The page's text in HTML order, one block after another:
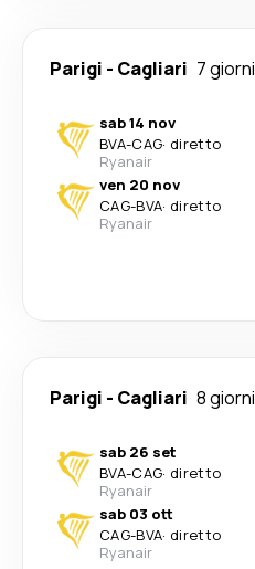
Parigi - Cagliari 7 giorni
sab 14 nov
BVA-CAG· diretto
Ryanair
ven 20 nov
CAG-BVA· diretto
Ryanair
Parigi - Cagliari 8 giorni
sab 26 set
BVA-CAG· diretto
Ryanair
sab 03 ott
CAG-BVA· diretto
Ryanair